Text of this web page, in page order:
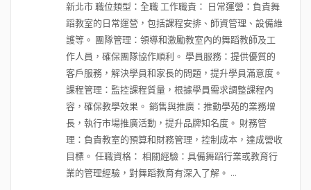
新北市 職位類型：全職 工作職責： 日常運營：負責舞
蹈教室的日常運營，包括課程安排、師資管理、設備維
護等。 團隊管理：領導和激勵教室內的舞蹈教師及工
作人員，確保團隊協作順利。 學員服務：提供優質的
客戶服務，解決學員和家長的問題，提升學員滿意度。
課程管理：監控課程質量，根據學員需求調整課程內
容，確保教學效果。 銷售與推廣：推動學苑的業務增
長，執行市場推廣活動，提升品牌知名度。 財務管
理：負責教室的預算和財務管理，控制成本，達成營收
目標。 任職資格： 相關經驗：具備舞蹈行業或教育行
業的管理經驗，對舞蹈教育有深入了解。 ...